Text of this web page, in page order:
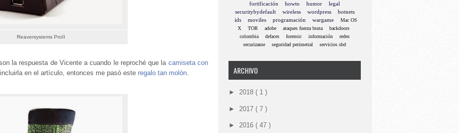
Reaversystems ProII
la respuesta de Vicente a cuando le reproché que la camiseta con
en el artículo, entonces me pasó este regalo tan molón.
fortificación
howto humor
legal
securitybydefault
wireless wordpress
botnets
ids
moviles programación wargame
Mac OS
X
TOR adobe ataques fuerza bruta
backdoors
colombia
defaces forensic información
redes
securizame
seguridad perimetral servicios sbd
ARCHIVO
► 2018 ( 1 )
► 2017 ( 7 )
► 2016 ( 47 )